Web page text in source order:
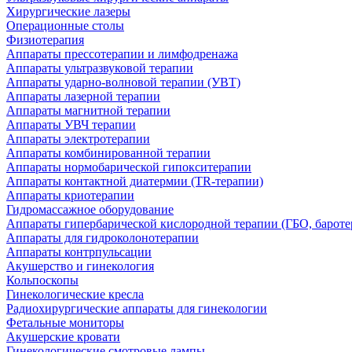
Хирургические лазеры
Операционные столы
Физиотерапия
Аппараты прессотерапии и лимфодренажа
Аппараты ультразвуковой терапии
Аппараты ударно-волновой терапии (УВТ)
Аппараты лазерной терапии
Аппараты магнитной терапии
Аппараты УВЧ терапии
Аппараты электротерапии
Аппараты комбинированной терапии
Аппараты нормобарической гипокситерапии
Аппараты контактной диатермии (TR-терапии)
Аппараты криотерапии
Гидромассажное оборудование
Аппараты гипербарической кислородной терапии (ГБО,
Аппараты для гидроколонотерапии
Аппараты контрпульсации
Акушерство и гинекология
Кольпоскопы
Гинекологические кресла
Радиохирургические аппараты для гинекологии
Фетальные мониторы
Акушерские кровати